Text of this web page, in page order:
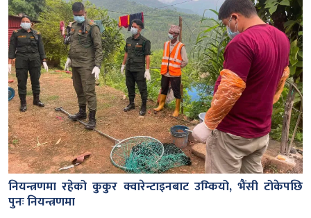
नियन्त्रणमा रहेको कुकुर क्वारेन्टाइनबाट उम्कियो, भैंसी टोकेपछि
पुनः नियन्त्रणमा